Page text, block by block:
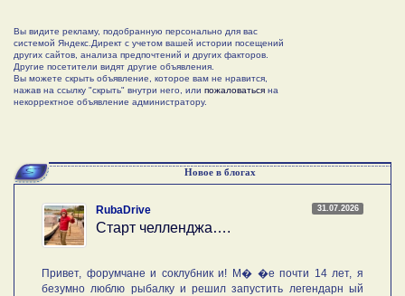
Вы видите рекламу, подобранную персонально для вас
системой Яндекс.Директ с учетом вашей истории посещений
других сайтов, анализа предпочтений и других факторов.
Другие посетители видят другие объявления.
Вы можете скрыть объявление, которое вам не нравится,
нажав на ссылку "скрыть" внутри него, или пожаловаться на
некорректное объявление администратору.
Новое в блогах
31.07.2026
RubaDrive
Старт челленджа….
Привет, форумчане и соклубник и! М� �е почти 14 лет, я
безумно люблю рыбалку и решил запустить легендарн ый